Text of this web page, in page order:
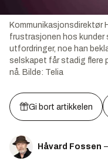
Kommunikasjonsdirektør
frustrasjonen hos kunder
utfordringer, noe han
selskapet får stadig flere
nå. Bilde: Telia
Gi bort artikkelen
Håvard Fossen